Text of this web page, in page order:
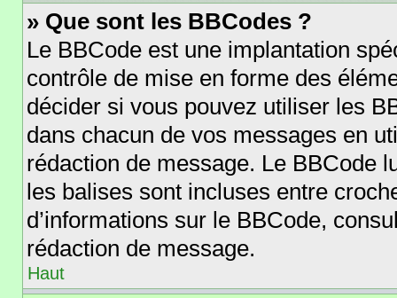
» Que sont les BBCodes ?
Le BBCode est une implantation
contrôle de mise en forme des
décider si vous pouvez utiliser les
dans chacun de vos messages en
rédaction de message. Le BBCode
les balises sont incluses entre
d’informations sur le BBCode,
rédaction de message.
Haut